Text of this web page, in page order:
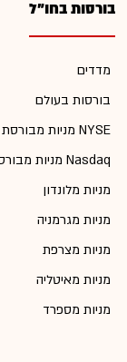
בורסות בחו"ל
מדדים
בורסות בעולם
מניות מבורסת NYSE
מניות מבורסת Nasdaq
מניות מלונדון
מניות מגרמניה
מניות מצרפת
מניות מאיטליה
מניות מספרד